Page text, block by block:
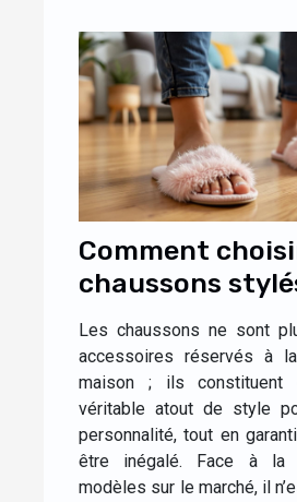
Comment
chaussons
un confort
maison ?
Les chaussons ne sont
accessoires réservés à
maison ; ils constituent
véritable atout de style
personnalité, tout en
être inégalé. Face à la
modèles sur le marché, il